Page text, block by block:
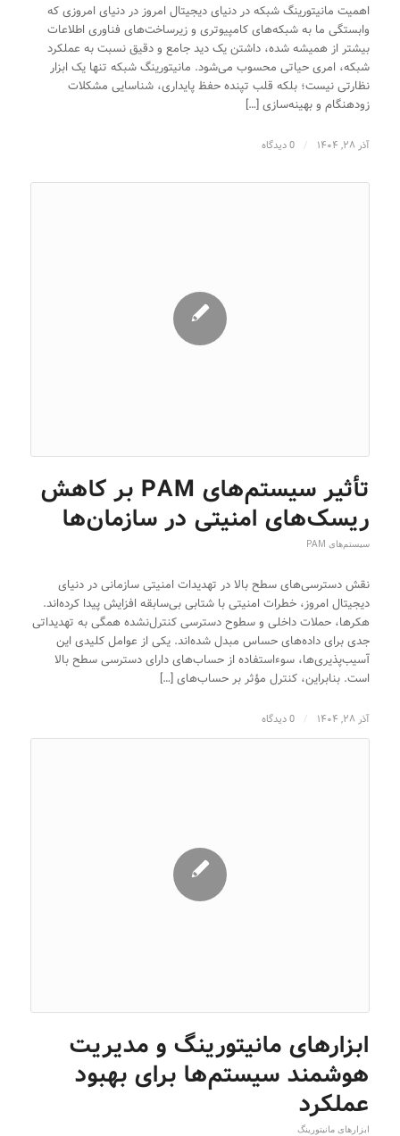
اهمیت مانیتورینگ شبکه در دنیای دیجیتال امروز در دنیای امروزی که
وابستگی ما به شبکه‌های کامپیوتری و زیرساخت‌های فناوری اطلاعات
بیشتر از همیشه شده، داشتن یک دید جامع و دقیق نسبت به عملکرد
شبکه، امری حیاتی محسوب می‌شود. مانیتورینگ شبکه تنها یک ابزار
نظارتی نیست؛ بلکه قلب تپنده حفظ پایداری، شناسایی مشکلات
زودهنگام و بهینه‌سازی […]
آذر ۲۸, ۱۴۰۴ / 0 دیدگاه
تأثیر سیستم‌های PAM بر کاهش
ریسک‌های امنیتی در سازمان‌ها
سیستم‌های PAM
نقش دسترسی‌های سطح بالا در تهدیدات امنیتی سازمانی در دنیای
دیجیتال امروز، خطرات امنیتی با شتابی بی‌سابقه افزایش پیدا کرده‌اند.
هکرها، حملات داخلی و سطوح دسترسی کنترل‌نشده همگی به تهدیداتی
جدی برای داده‌های حساس مبدل شده‌اند. یکی از عوامل کلیدی این
آسیب‌پذیری‌ها، سوءاستفاده از حساب‌های دارای دسترسی سطح بالا
است. بنابراین، کنترل مؤثر بر حساب‌های […]
آذر ۲۸, ۱۴۰۴ / 0 دیدگاه
ابزارهای مانیتورینگ و مدیریت
هوشمند سیستم‌ها برای بهبود
عملکرد
ابزارهای مانیتورینگ